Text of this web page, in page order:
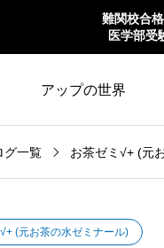
難関校合
医学部受
アップの世界
グ一覧 お茶ゼミ√+ (元
(元お茶の水ゼミナール)